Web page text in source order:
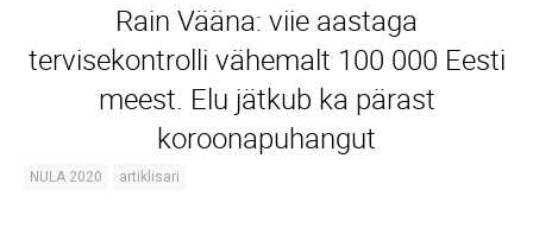
Rain Vääna: viie aastaga
tervisekontrolli vähemalt 100 000 Eesti
meest. Elu jätkub ka pärast
koroonapuhangut
NULA 2020 artiklisari